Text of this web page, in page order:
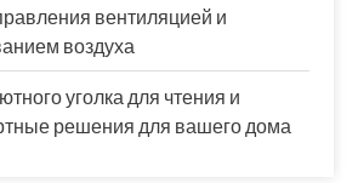
вентиляцией и
воздуха
уголка для чтения и
решения для вашего дома